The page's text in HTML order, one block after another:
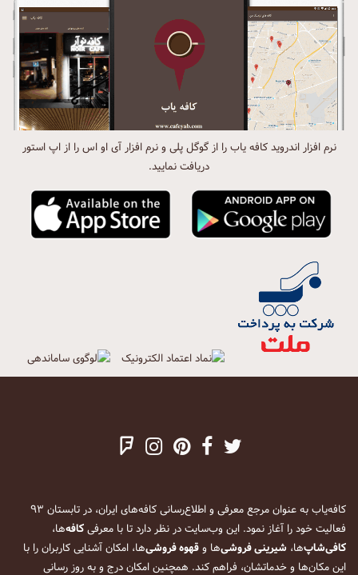
نرم افزار اندروید کافه یاب را از گوگل پلی و نرم افزار آی او اس را از اپ استور
دریافت نمایید.
کافه‌یاب به عنوان مرجع معرفی و اطلاع‌رسانی کافه‌های ایران، در تابستان ۹۳
فعالیت خود را آغاز نمود. این وب‌سایت در نظر دارد تا با معرفیکافه‌ها،
کافی‌شاپ‌ها، شیرینی فروشی‌ها وقهوه فروشی‌ها، امکان آشنایی کاربران را با
این مکان‌ها و خدماتشان، فراهم کند. همچنین امکان درج و به روز رسانی